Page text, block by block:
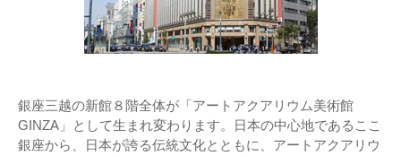
銀座三越の新館８階全体が「アートアクアリウム美術館
GINZA」として生まれ変わります。日本の中心地であるここ
銀座から、日本が誇る伝統文化とともに、アートアクアリウ